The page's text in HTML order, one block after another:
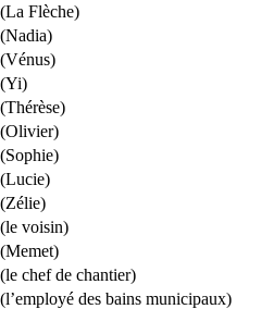
(La Flèche)
(Nadia)
(Vénus)
(Yi)
(Thérèse)
(Olivier)
(Sophie)
(Lucie)
(Zélie)
(le voisin)
(Memet)
(le chef de chantier)
(l’employé des bains municipaux)